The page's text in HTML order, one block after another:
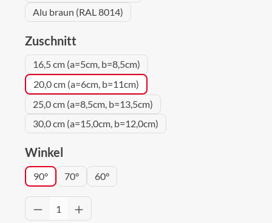
Alu braun (RAL 8014)
Zuschnitt
16,5 cm (a=5cm, b=8,5cm)
20,0 cm (a=6cm, b=11cm)
25,0 cm (a=8,5cm, b=13,5cm)
30,0 cm (a=15,0cm, b=12,0cm)
Winkel
90° 70° 60°
Produkt Anzahl: Gib den gewünschten